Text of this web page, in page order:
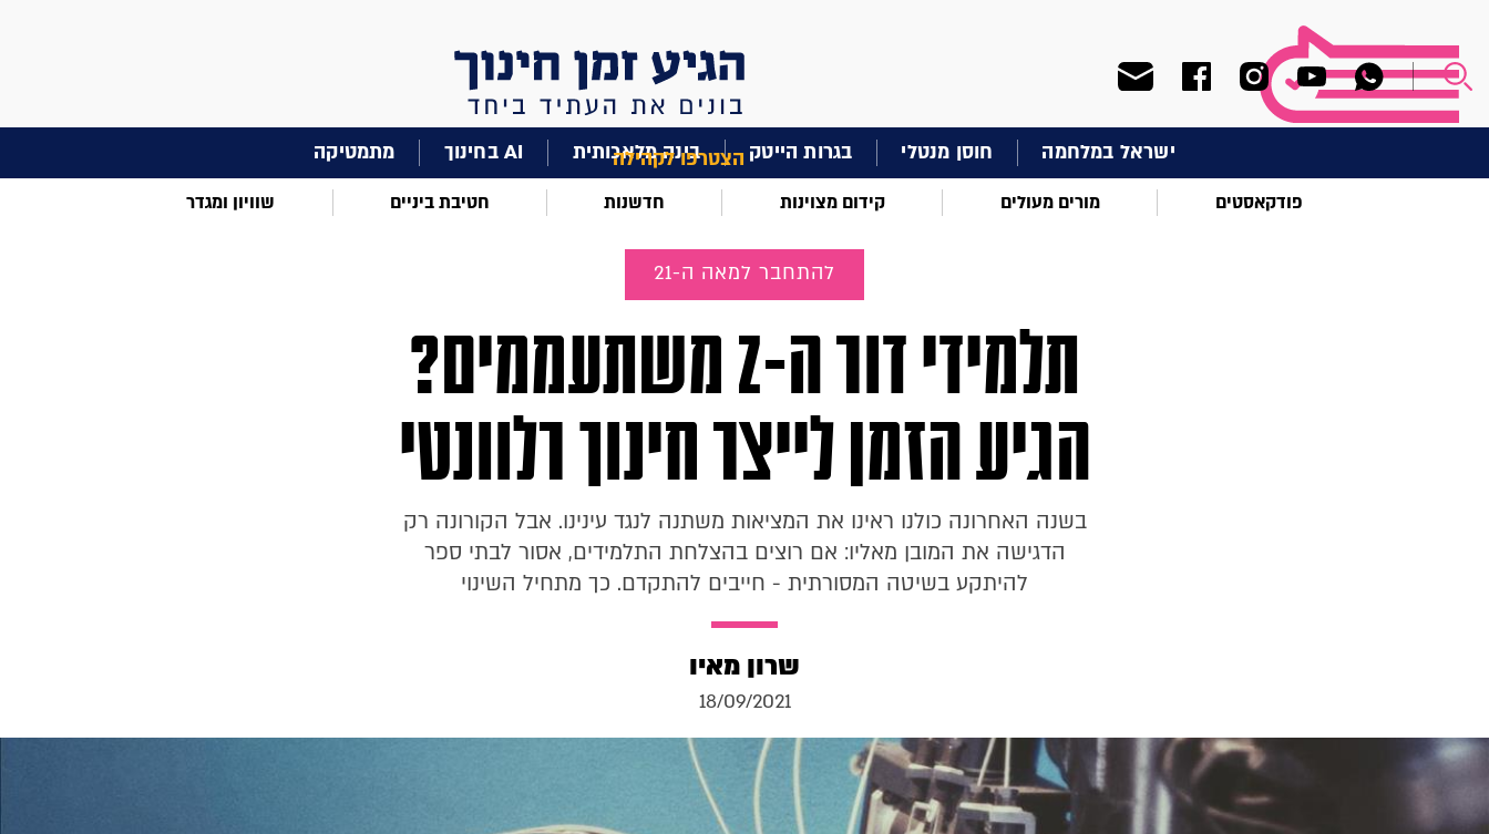
הצטרפו לקהילה ישראל במלחמה חוסן מנטלי בגרות הייטק בינה מלאכותית AI בחינוך מתמטיקה
פודקאסטים מורים מעולים קידום מצוינות חדשנות חטיבת ביניים שוויון ומגדר
להתחבר למאה ה-21
תלמידי דור ה-Z משתעממים?
הגיע הזמן לייצר חינוך רלוונטי
בשנה האחרונה כולנו ראינו את המציאות משתנה לנגד עינינו. אבל הקורונה רק
הדגישה את המובן מאליו: אם רוצים בהצלחת התלמידים, אסור לבתי ספר
להיתקע בשיטה המסורתית - חייבים להתקדם. כך מתחיל השינוי
שרון מאיו
18/09/2021